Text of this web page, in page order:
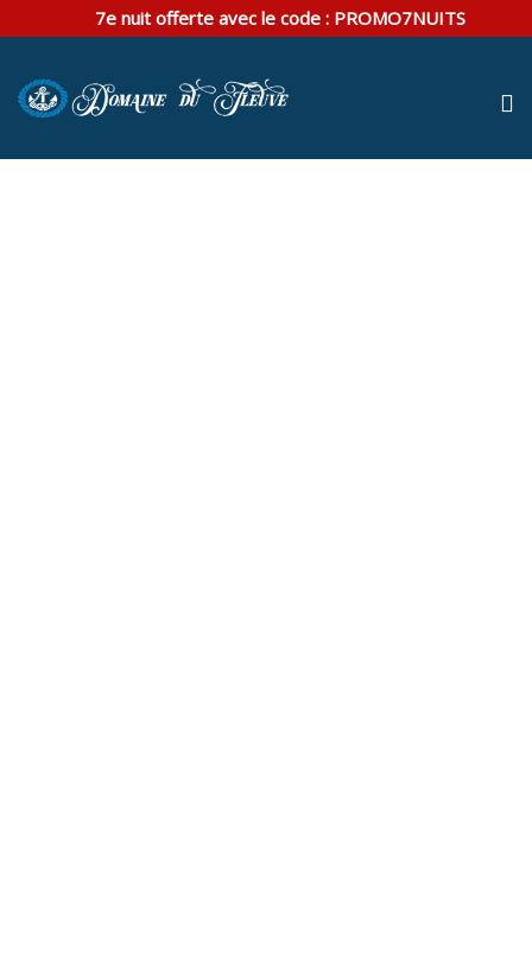
7e nuit offerte avec le code : PROMO7NUITS